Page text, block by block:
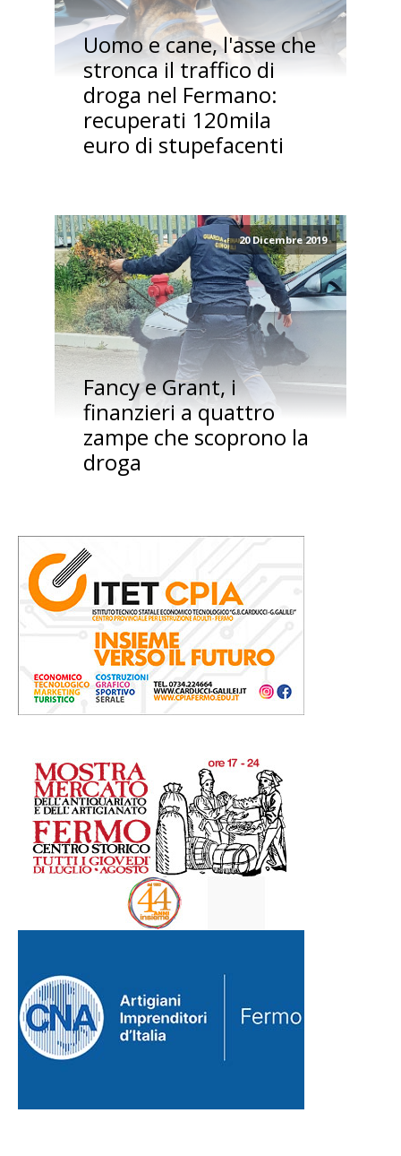
Uomo e cane, l'asse che
stronca il traffico di
droga nel Fermano:
recuperati 120mila
euro di stupefacenti
20 Dicembre 2019
Fancy e Grant, i
finanzieri a quattro
zampe che scoprono la
droga